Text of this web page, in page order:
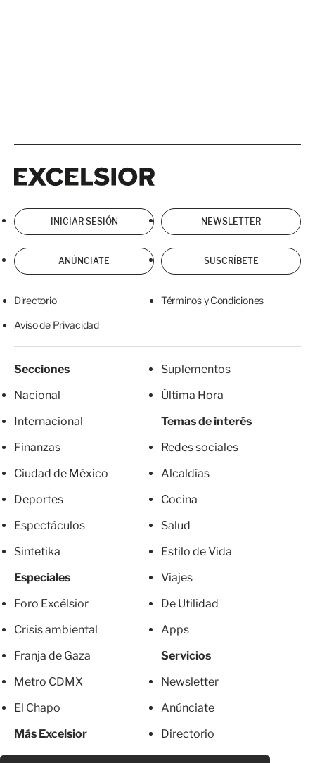
INICIAR SESIÓN NEWSLETTER
ANÚNCIATE SUSCRÍBETE
Directorio Términos y Condiciones
Aviso de Privacidad
Secciones
Nacional
Internacional
Finanzas
Ciudad de México
Deportes
Espectáculos
Sintetika
Especiales
Foro Excélsior
Crisis ambiental
Franja de Gaza
Metro CDMX
El Chapo
Más Excelsior
Suplementos
Última Hora
Temas de interés
Redes sociales
Alcaldías
Cocina
Salud
Estilo de Vida
Viajes
De Utilidad
Apps
Servicios
Newsletter
Anúnciate
Directorio